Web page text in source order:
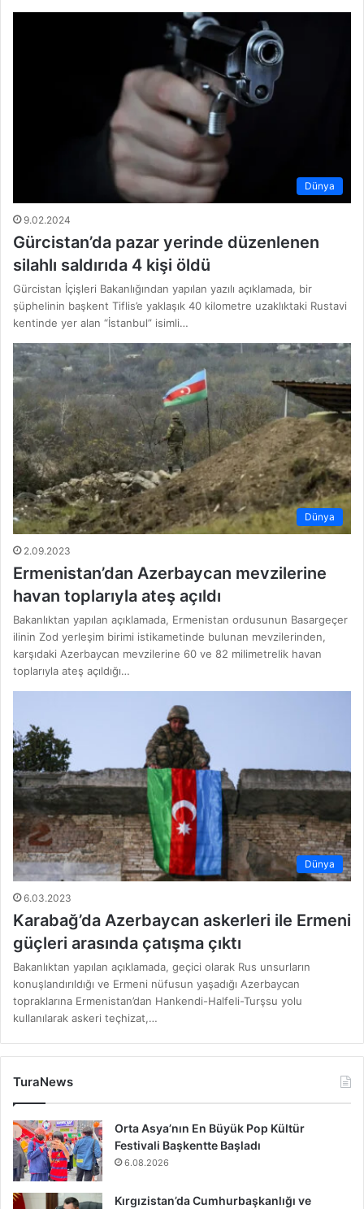
Dünya
9.02.2024
Gürcistan’da pazar yerinde düzenlenen
silahlı saldırıda 4 kişi öldü
Gürcistan İçişleri Bakanlığından yapılan yazılı açıklamada, bir
şüphelinin başkent Tiflis’e yaklaşık 40 kilometre uzaklıktaki Rustavi
kentinde yer alan “İstanbul” isimli…
Dünya
2.09.2023
Ermenistan’dan Azerbaycan mevzilerine
havan toplarıyla ateş açıldı
Bakanlıktan yapılan açıklamada, Ermenistan ordusunun Basargeçer
ilinin Zod yerleşim birimi istikametinde bulunan mevzilerinden,
karşıdaki Azerbaycan mevzilerine 60 ve 82 milimetrelik havan
toplarıyla ateş açıldığı…
Dünya
6.03.2023
Karabağ’da Azerbaycan askerleri ile Ermeni
güçleri arasında çatışma çıktı
Bakanlıktan yapılan açıklamada, geçici olarak Rus unsurların
konuşlandırıldığı ve Ermeni nüfusun yaşadığı Azerbaycan
topraklarına Ermenistan’dan Hankendi-Halfeli-Turşsu yolu
kullanılarak askeri teçhizat,…
TuraNews
Orta Asya’nın En Büyük Pop Kültür
Festivali Başkentte Başladı
6.08.2026
Kırgızistan’da Cumhurbaşkanlığı ve